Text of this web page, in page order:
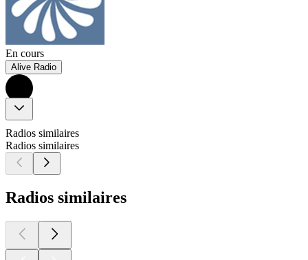
En cours
Alive Radio
Radios similaires
Radios similaires
Radios similaires